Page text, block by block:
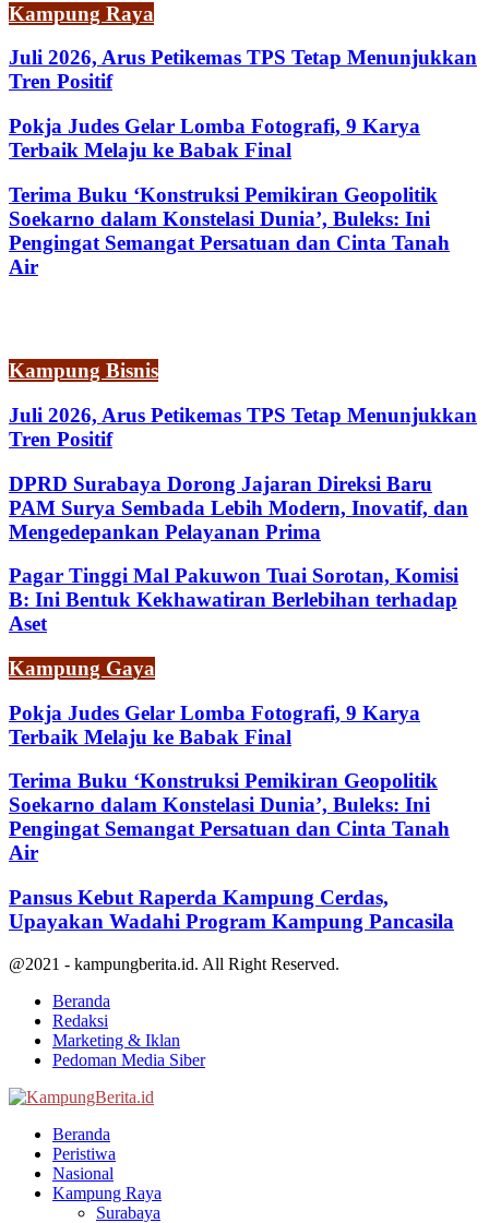
Kampung Raya
Juli 2026, Arus Petikemas TPS Tetap Menunjukkan
Tren Positif
Pokja Judes Gelar Lomba Fotografi, 9 Karya
Terbaik Melaju ke Babak Final
Terima Buku ‘Konstruksi Pemikiran Geopolitik
Soekarno dalam Konstelasi Dunia’, Buleks: Ini
Pengingat Semangat Persatuan dan Cinta Tanah
Air
Kampung Bisnis
Juli 2026, Arus Petikemas TPS Tetap Menunjukkan
Tren Positif
DPRD Surabaya Dorong Jajaran Direksi Baru
PAM Surya Sembada Lebih Modern, Inovatif, dan
Mengedepankan Pelayanan Prima
Pagar Tinggi Mal Pakuwon Tuai Sorotan, Komisi
B: Ini Bentuk Kekhawatiran Berlebihan terhadap
Aset
Kampung Gaya
Pokja Judes Gelar Lomba Fotografi, 9 Karya
Terbaik Melaju ke Babak Final
Terima Buku ‘Konstruksi Pemikiran Geopolitik
Soekarno dalam Konstelasi Dunia’, Buleks: Ini
Pengingat Semangat Persatuan dan Cinta Tanah
Air
Pansus Kebut Raperda Kampung Cerdas,
Upayakan Wadahi Program Kampung Pancasila
@2021 - kampungberita.id. All Right Reserved.
Beranda
Redaksi
Marketing & Iklan
Pedoman Media Siber
Beranda
Peristiwa
Nasional
Kampung Raya
Surabaya